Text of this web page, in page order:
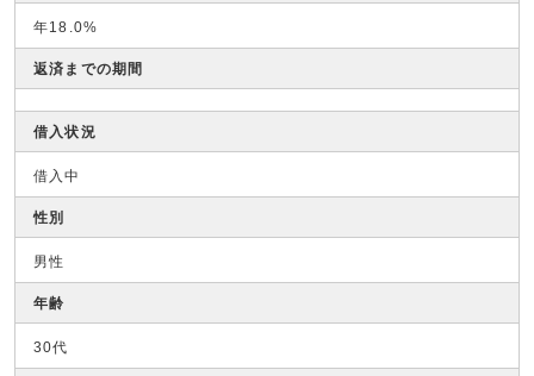
年18.0%
返済までの期間
借入状況
借入中
性別
男性
年齢
30代